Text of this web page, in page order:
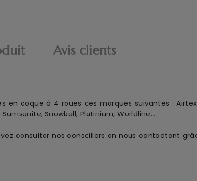
Avis clients
s en coque à 4 roues des marques suivantes :
Snowball, Platinium, Worldline...
consulter nos conseillers en nous contactant